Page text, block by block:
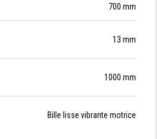
700 mm
13 mm
1000 mm
Bille lisse vibrante motrice